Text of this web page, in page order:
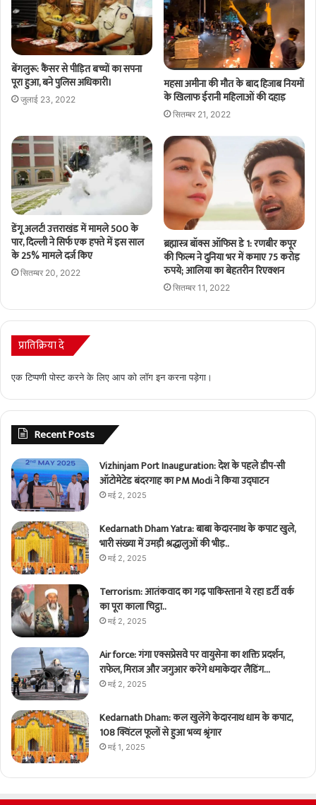
बेंगलुरू: कैंसर से पीड़ित बच्चों का सपना
पूरा हुआ, बने पुलिस अधिकारी।
जुलाई 23, 2022
महसा अमीना की मौत के बाद हिजाब नियमों
के खिलाफ ईरानी महिलाओं की दहाड़
सितम्बर 21, 2022
डेंगू अलर्ट! उत्तराखंड में मामले 500 के
पार, दिल्ली ने सिर्फ एक हफ्ते में इस साल
के 25% मामले दर्ज किए
सितम्बर 20, 2022
ब्रह्मास्त्र बॉक्स ऑफिस डे 1: रणबीर कपूर
की फिल्म ने दुनिया भर में कमाए 75 करोड़
रुपये; आलिया का बेहतरीन रिएक्शन
सितम्बर 11, 2022
प्रातिक्रिया दे
एक टिप्पणी पोस्ट करने के लिए आप कोलॉग इनकरना पड़ेगा।
Recent Posts
Vizhinjam Port Inauguration: देश के पहले डीप-सी
ऑटोमेटेड बंदरगाह का PM Modi ने किया उद्घाटन
मई 2, 2025
Kedarnath Dham Yatra: बाबा केदारनाथ के कपाट खुले,
भारी संख्या में उमड़ी श्रद्धालुओं की भीड़..
मई 2, 2025
Terrorism: आतंकवाद का गढ़ पाकिस्तान! ये रहा डर्टी वर्क
का पूरा काला चिट्ठा..
मई 2, 2025
Air force: गंगा एक्सप्रेसवे पर वायुसेना का शक्ति प्रदर्शन,
राफेल, मिराज और जगुआर करेंगे धमाकेदार लैंडिंग…
मई 2, 2025
Kedarnath Dham: कल खुलेंगे केदारनाथ धाम के कपाट,
108 क्विंटल फूलों से हुआ भव्य श्रृंगार
मई 1, 2025